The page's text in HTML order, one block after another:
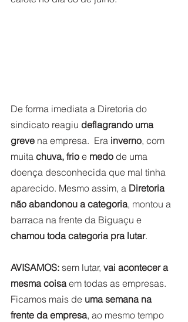
De forma imediata a Diretoria do
sindicato reagiu deflagrando uma
greve na empresa.  Era inverno, com
muita chuva, frio e medo de uma
doença desconhecida que mal tinha
aparecido. Mesmo assim, a Diretoria
não abandonou a categoria, montou a
barraca na frente da Biguaçu e
chamou toda categoria pra lutar.
AVISAMOS: sem lutar, vai acontecer a
mesma coisa em todas as empresas.
Ficamos mais de uma semana na
frente da empresa, ao mesmo tempo